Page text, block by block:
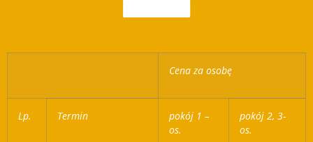
Cena za osobę
Lp. Termin
pokój 1 –
os.
pokój 2, 3-
os.